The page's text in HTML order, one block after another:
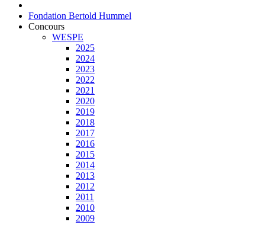
Fondation Bertold Hummel
Concours
WESPE
2025
2024
2023
2022
2021
2020
2019
2018
2017
2016
2015
2014
2013
2012
2011
2010
2009